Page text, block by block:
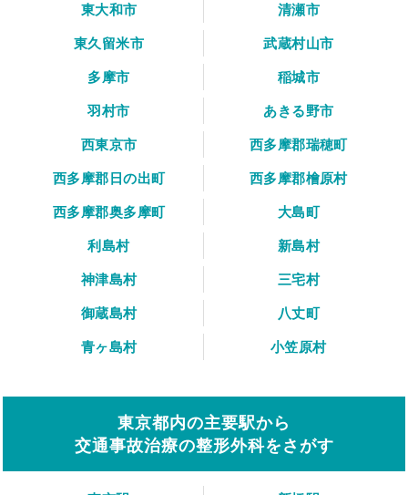
東大和市
清瀬市
東久留米市
武蔵村山市
多摩市
稲城市
羽村市
あきる野市
西東京市
西多摩郡瑞穂町
西多摩郡日の出町
西多摩郡檜原村
西多摩郡奥多摩町
大島町
利島村
新島村
神津島村
三宅村
御蔵島村
八丈町
青ヶ島村
小笠原村
東京都内の主要駅から
交通事故治療の整形外科をさがす